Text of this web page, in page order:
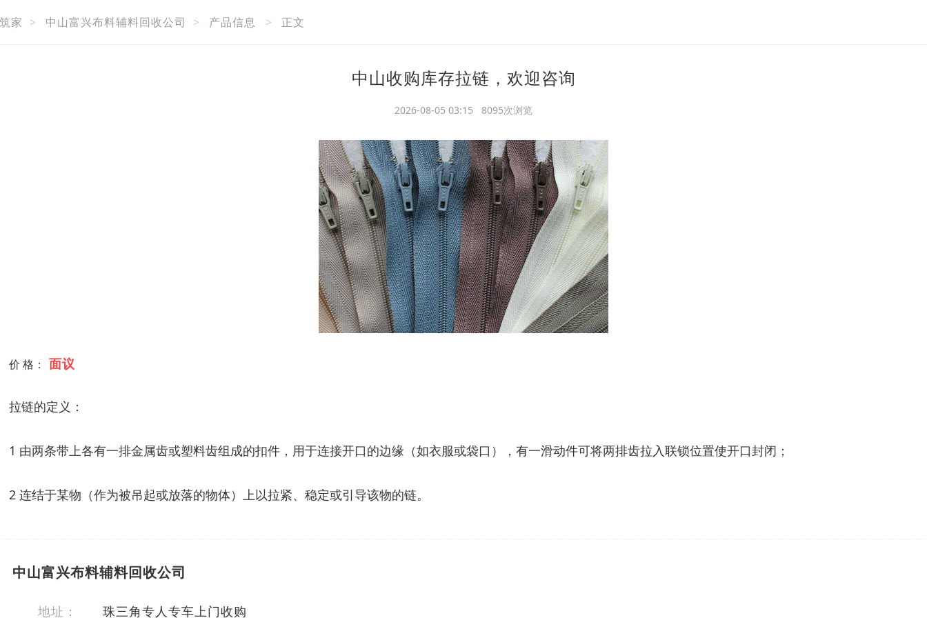
家 > 中山富兴布料辅料回收公司 > 产品信息 > 正文
中山收购库存拉链，欢迎咨询
2026-08-05 03:15 8095次浏览
价 格： 面议
拉链的定义：
1 由两条带上各有一排金属齿或塑料齿组成的扣件，用于连接开口的边缘（如衣服或袋口），有一滑动件可将两排齿拉入联锁位置使开口封闭；
2 连结于某物（作为被吊起或放落的物体）上以拉紧、稳定或引导该物的链。
中山富兴布料辅料回收公司
地址： 珠三角专人专车上门收购